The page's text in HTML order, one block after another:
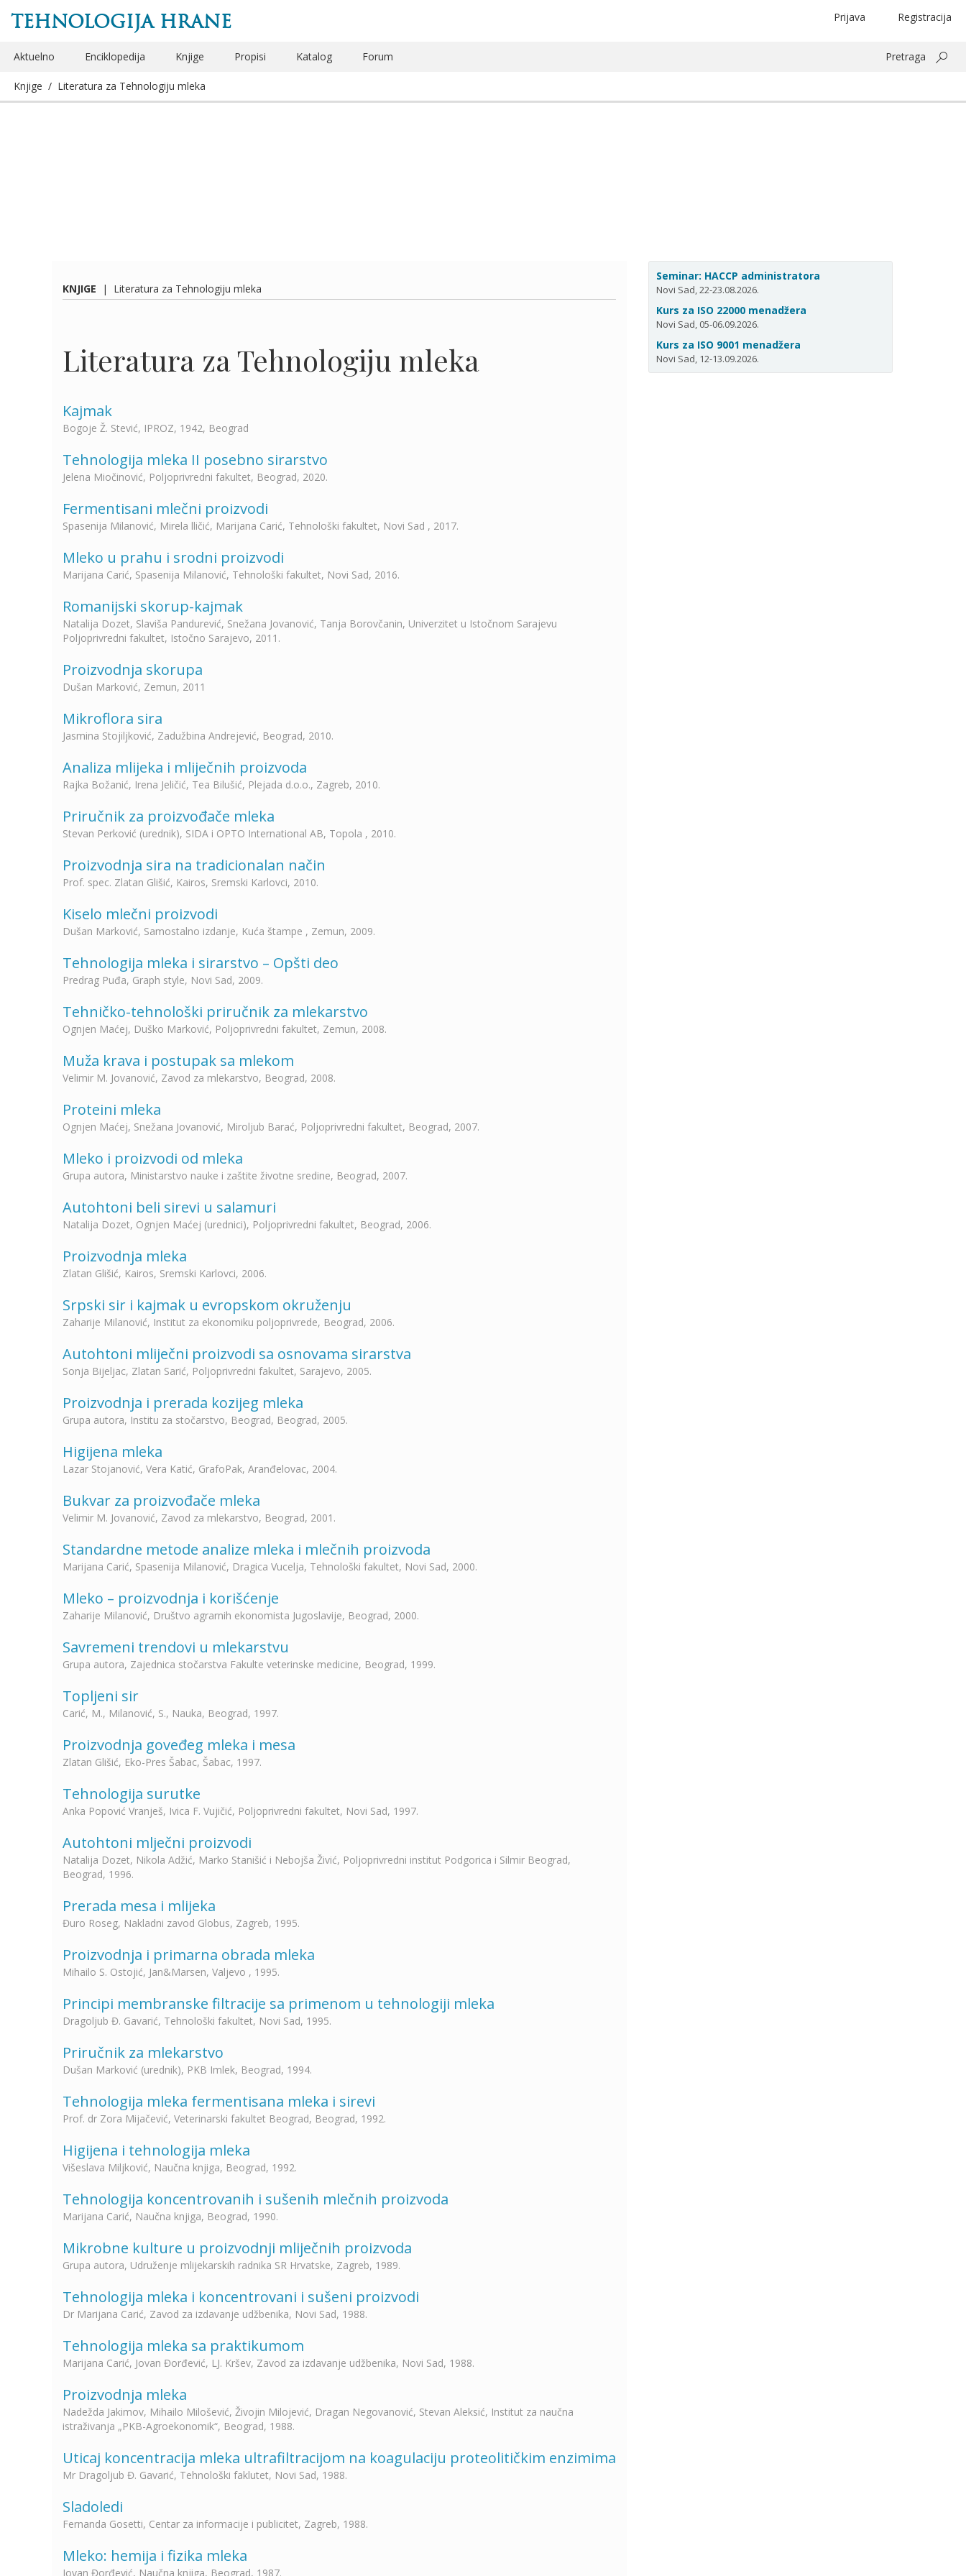
TEHNOLOGIJA HRANE Registracija
Prijava
Aktuelno Enciklopedija Knjige Propisi Katalog Forum Pretraga
Knjige / Literatura za Tehnologiju mleka
KNJIGE | Literatura za Tehnologiju mleka
Literatura za Tehnologiju mleka
Kajmak
Bogoje Ž. Stević, IPROZ, 1942, Beograd
Tehnologija mleka II posebno sirarstvo
Jelena Miočinović, Poljoprivredni fakultet, Beograd, 2020.
Fermentisani mlečni proizvodi
Spasenija Milanović, Mirela lličić, Marijana Carić, Tehnološki fakultet, Novi Sad , 2017.
Mleko u prahu i srodni proizvodi
Marijana Carić, Spasenija Milanović, Tehnološki fakultet, Novi Sad, 2016.
Romanijski skorup-kajmak
Natalija Dozet, Slaviša Pandurević, Snežana Jovanović, Tanja Borovčanin, Univerzitet u Istočnom Sarajevu
Poljoprivredni fakultet, Istočno Sarajevo, 2011.
Proizvodnja skorupa
Dušan Marković, Zemun, 2011
Mikroflora sira
Jasmina Stojiljković, Zadužbina Andrejević, Beograd, 2010.
Analiza mlijeka i mliječnih proizvoda
Rajka Božanić, Irena Jeličić, Tea Bilušić, Plejada d.o.o., Zagreb, 2010.
Priručnik za proizvođače mleka
Stevan Perković (urednik), SIDA i OPTO International AB, Topola , 2010.
Proizvodnja sira na tradicionalan način
Prof. spec. Zlatan Glišić, Kairos, Sremski Karlovci, 2010.
Kiselo mlečni proizvodi
Dušan Marković, Samostalno izdanje, Kuća štampe , Zemun, 2009.
Tehnologija mleka i sirarstvo – Opšti deo
Predrag Puđa, Graph style, Novi Sad, 2009.
Tehničko-tehnološki priručnik za mlekarstvo
Ognjen Maćej, Duško Marković, Poljoprivredni fakultet, Zemun, 2008.
Muža krava i postupak sa mlekom
Velimir M. Jovanović, Zavod za mlekarstvo, Beograd, 2008.
Proteini mleka
Ognjen Maćej, Snežana Jovanović, Miroljub Barać, Poljoprivredni fakultet, Beograd, 2007.
Mleko i proizvodi od mleka
Grupa autora, Ministarstvo nauke i zaštite životne sredine, Beograd, 2007.
Autohtoni beli sirevi u salamuri
Natalija Dozet, Ognjen Maćej (urednici), Poljoprivredni fakultet, Beograd, 2006.
Proizvodnja mleka
Zlatan Glišić, Kairos, Sremski Karlovci, 2006.
Srpski sir i kajmak u evropskom okruženju
Zaharije Milanović, Institut za ekonomiku poljoprivrede, Beograd, 2006.
Autohtoni mliječni proizvodi sa osnovama sirarstva
Sonja Bijeljac, Zlatan Sarić, Poljoprivredni fakultet, Sarajevo, 2005.
Proizvodnja i prerada kozijeg mleka
Grupa autora, Institu za stočarstvo, Beograd, Beograd, 2005.
Higijena mleka
Lazar Stojanović, Vera Katić, GrafoPak, Aranđelovac, 2004.
Bukvar za proizvođače mleka
Velimir M. Jovanović, Zavod za mlekarstvo, Beograd, 2001.
Standardne metode analize mleka i mlečnih proizvoda
Marijana Carić, Spasenija Milanović, Dragica Vucelja, Tehnološki fakultet, Novi Sad, 2000.
Mleko – proizvodnja i korišćenje
Zaharije Milanović, Društvo agrarnih ekonomista Jugoslavije, Beograd, 2000.
Savremeni trendovi u mlekarstvu
Grupa autora, Zajednica stočarstva Fakulte veterinske medicine, Beograd, 1999.
Topljeni sir
Carić, M., Milanović, S., Nauka, Beograd, 1997.
Proizvodnja goveđeg mleka i mesa
Zlatan Glišić, Eko-Pres Šabac, Šabac, 1997.
Tehnologija surutke
Anka Popović Vranješ, Ivica F. Vujičić, Poljoprivredni fakultet, Novi Sad, 1997.
Autohtoni mlječni proizvodi
Natalija Dozet, Nikola Adžić, Marko Stanišić i Nebojša Živić, Poljoprivredni institut Podgorica i Silmir Beograd,
Beograd, 1996.
Prerada mesa i mlijeka
Đuro Roseg, Nakladni zavod Globus, Zagreb, 1995.
Proizvodnja i primarna obrada mleka
Mihailo S. Ostojić, Jan&Marsen, Valjevo , 1995.
Principi membranske filtracije sa primenom u tehnologiji mleka
Dragoljub Đ. Gavarić, Tehnološki fakultet, Novi Sad, 1995.
Priručnik za mlekarstvo
Dušan Marković (urednik), PKB Imlek, Beograd, 1994.
Tehnologija mleka fermentisana mleka i sirevi
Prof. dr Zora Mijačević, Veterinarski fakultet Beograd, Beograd, 1992.
Higijena i tehnologija mleka
Višeslava Miljković, Naučna knjiga, Beograd, 1992.
Tehnologija koncentrovanih i sušenih mlečnih proizvoda
Marijana Carić, Naučna knjiga, Beograd, 1990.
Mikrobne kulture u proizvodnji mliječnih proizvoda
Grupa autora, Udruženje mlijekarskih radnika SR Hrvatske, Zagreb, 1989.
Tehnologija mleka i koncentrovani i sušeni proizvodi
Dr Marijana Carić, Zavod za izdavanje udžbenika, Novi Sad, 1988.
Tehnologija mleka sa praktikumom
Marijana Carić, Jovan Đorđević, LJ. Kršev, Zavod za izdavanje udžbenika, Novi Sad, 1988.
Proizvodnja mleka
Nadežda Jakimov, Mihailo Milošević, Živojin Milojević, Dragan Negovanović, Stevan Aleksić, Institut za naučna
istraživanja „PKB-Agroekonomik“, Beograd, 1988.
Uticaj koncentracija mleka ultrafiltracijom na koagulaciju proteolitičkim enzimima
Mr Dragoljub Đ. Gavarić, Tehnološki faklutet, Novi Sad, 1988.
Sladoledi
Fernanda Gosetti, Centar za informacije i publicitet, Zagreb, 1988.
Mleko: hemija i fizika mleka
Jovan Đorđević, Naučna knjiga, Beograd, 1987.
Seminar: HACCP administratora
Novi Sad, 22-23.08.2026.
Kurs za ISO 22000 menadžera
Novi Sad, 05-06.09.2026.
Kurs za ISO 9001 menadžera
Novi Sad, 12-13.09.2026.